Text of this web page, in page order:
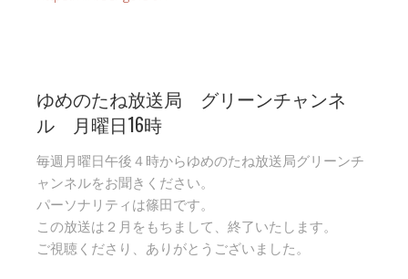
ゆめのたね放送局 グリーンチャンネ
ル 月曜日16時
毎週月曜日午後４時からゆめのたね放送局グリーンチ
ャンネルをお聞きください。
パーソナリティは篠田です。
この放送は２月をもちまして、終了いたします。
ご視聴くださり、ありがとうございました。